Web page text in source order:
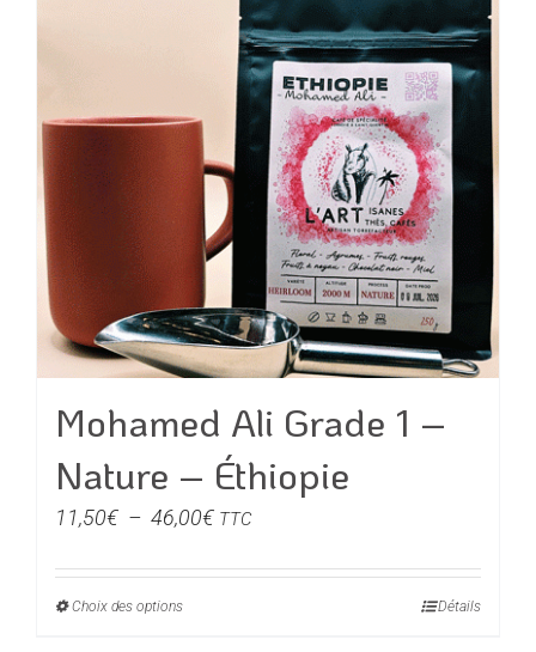
Mohamed Ali Grade 1 –
Nature – Éthiopie
11,50€ – 46,00€Plage
prix :
TTC
Choix des optionsCe
Détails